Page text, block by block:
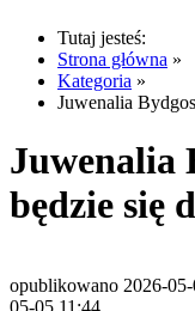
Tutaj jesteś:
Strona główna »
Kategoria »
Juwenalia
Juwenalia
będzie się
opublikowano 2026-
05-05 11:44